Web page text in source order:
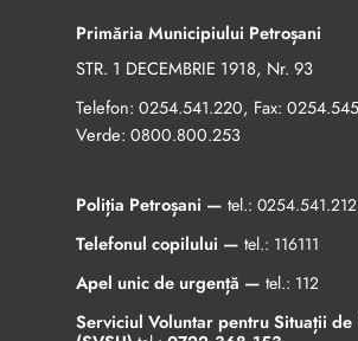
Primăria Municipiului Petroșani
STR. 1 DECEMBRIE 1918, Nr. 93
Telefon: 0254.541.220, Fax:
Verde: 0800.800.253
Poliția Petroșani — tel.: 0254.541.212
Telefonul copilului — tel.: 116111
Apel unic de urgență — tel.: 112
Serviciul Voluntar pentru Situații de